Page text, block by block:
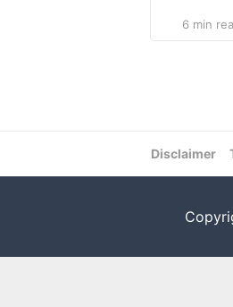
yang
tetapi
Sabang
6 min
Disclaimer